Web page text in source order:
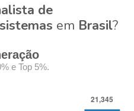
de
em Brasil?
e Top 5%.